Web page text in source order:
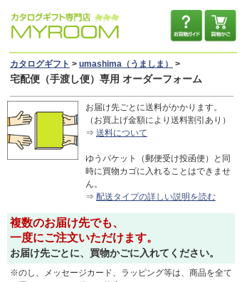
カタログギフト > umashima（うましま） >
宅配便（手渡し便）専用 オーダーフォーム
お届け先ごとに送料がかかります。
（お買上げ金額により送料割引あり）
⇒ 送料について
ゆうパケット（郵便受け投函便）と同
時に買物カゴに入れることはできませ
ん。
⇒ 配送タイプの詳しい説明を読む
複数のお届け先でも、
一度にご注文いただけます。
お届け先ごとに、買物かごに入れてください。
※のし、メッセージカード、ラッピング等は、商品を全て